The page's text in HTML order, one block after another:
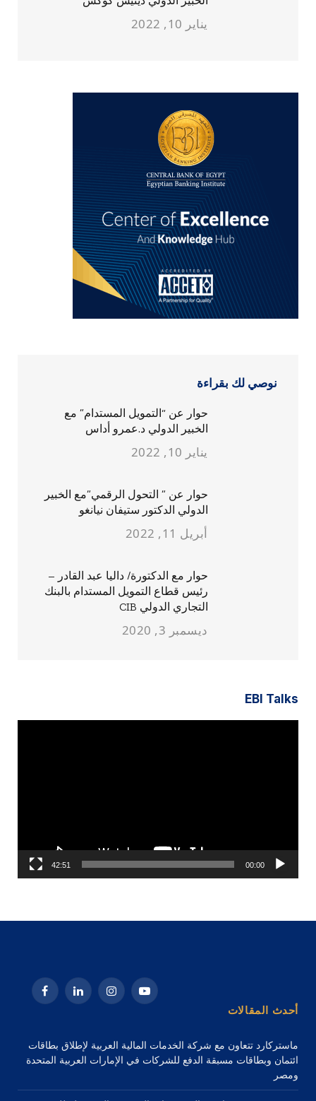
يناير 10, 2022
نوصي لك بقراءة
حوار عن “التمويل المستدام” مع
الخبير الدولي د.عمرو أداس
يناير 10, 2022
حوار عن ” التحول الرقمي”مع الخبير
الدولي الدكتور ستيفان نيانغو
أبريل 11, 2022
حوار مع الدكتورة/ داليا عبد القادر –
رئيس قطاع التمويل المستدام بالبنك
التجاري الدولي CIB
ديسمبر 3, 2020
EBI Talks
00:00
42:51
يوتيوب الانستغراملينكدإن فيسبوك
أحدث المقالات
ماستركارد تتعاون مع شركة الخدمات المالية العربية لإطلاق بطاقات
ائتمان وبطاقات مسبقة الدفع للشركات في الإمارات العربية المتحدة
ومصر